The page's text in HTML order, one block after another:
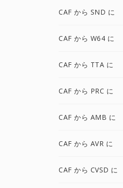
CAF から SND に
CAF から W64 に
CAF から TTA に
CAF から PRC に
CAF から AMB に
CAF から AVR に
CAF から CVSD に